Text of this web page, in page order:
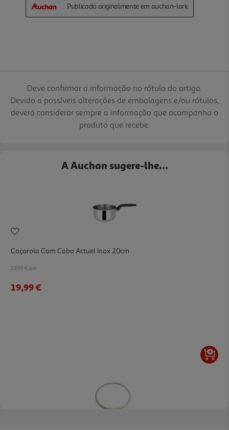
Deve confirmar a informação no rótulo do artigo.
Devido a possíveis alterações de embalagens e/ou rótulos,
deverá considerar sempre a informação que acompanha o
produto que recebe.
A Auchan sugere-lhe...
Caçarola Com Cabo Actuel Inox 20cm
19.99 €/un
19,99 €